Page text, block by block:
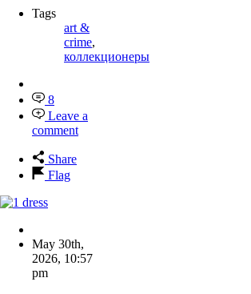
Tags
art &
crime,
коллекционеры
8
Leave a
comment
Share
Flag
May 30th,
2026, 10:57
pm